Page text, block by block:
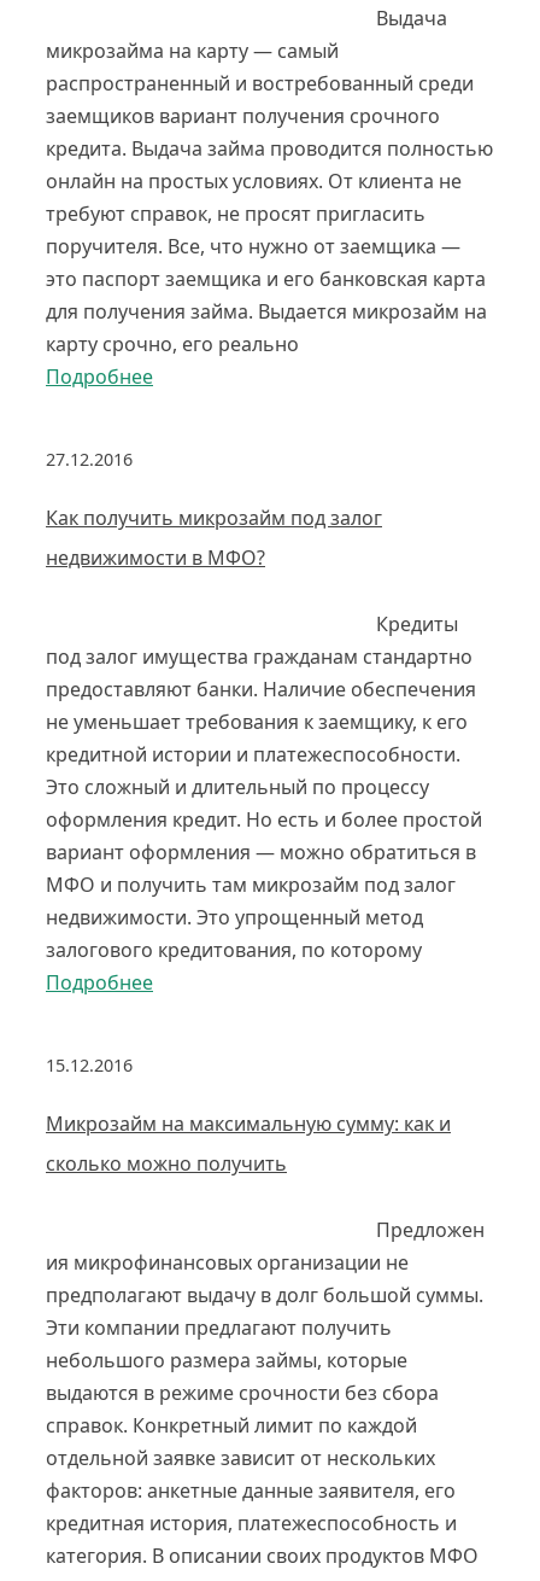
Выдача
микрозайма на карту — самый
распространенный и востребованный среди
заемщиков вариант получения срочного
кредита. Выдача займа проводится полностью
онлайн на простых условиях. От клиента не
требуют справок, не просят пригласить
поручителя. Все, что нужно от заемщика —
это паспорт заемщика и его банковская карта
для получения займа. Выдается микрозайм на
карту срочно, его реально
Подробнее
27.12.2016
Как получить микрозайм под залог
недвижимости в МФО?
Кредиты
под залог имущества гражданам стандартно
предоставляют банки. Наличие обеспечения
не уменьшает требования к заемщику, к его
кредитной истории и платежеспособности.
Это сложный и длительный по процессу
оформления кредит. Но есть и более простой
вариант оформления — можно обратиться в
МФО и получить там микрозайм под залог
недвижимости. Это упрощенный метод
залогового кредитования, по которому
Подробнее
15.12.2016
Микрозайм на максимальную сумму: как и
сколько можно получить
Предложен
ия микрофинансовых организации не
предполагают выдачу в долг большой суммы.
Эти компании предлагают получить
небольшого размера займы, которые
выдаются в режиме срочности без сбора
справок. Конкретный лимит по каждой
отдельной заявке зависит от нескольких
факторов: анкетные данные заявителя, его
кредитная история, платежеспособность и
категория. В описании своих продуктов МФО